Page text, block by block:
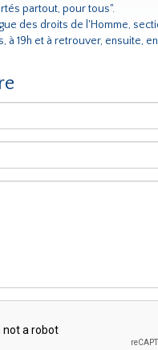
partout, pour tous".
des droits de l'Homme,
à 19h et à retrouver, ensuite,